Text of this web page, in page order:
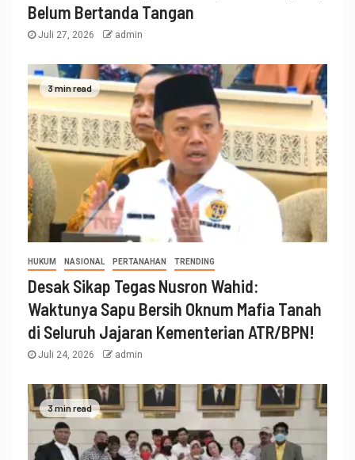
Belum Bertanda Tangan
Juli 27, 2026 admin
3 min read
HUKUM NASIONAL PERTANAHAN TRENDING
Desak Sikap Tegas Nusron Wahid:
Waktunya Sapu Bersih Oknum Mafia Tanah
di Seluruh Jajaran Kementerian ATR/BPN!
Juli 24, 2026 admin
3 min read